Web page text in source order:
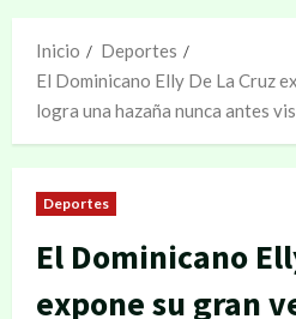
Inicio
Deportes
El Dominicano Elly De La Cruz
logra una hazaña nunca antes
Deportes
El Dominicano
expone su gran